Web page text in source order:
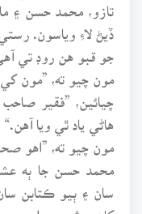
تازو، محمد حسن ۽
ڏيڻ لاءِ وياسون.
جو قبو هن روڊ تي
مون چيو ته، ”مون
چيائين، ”فقير صاحب
هاڻي ياد ٿي ويا آهن.“
مون چيو ته، ”اهو
محمد حسن جا ٻه
سان ۽ ٻيو ڪتابن
کان ورثي ۾ مليس،